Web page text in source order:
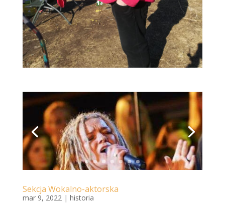
Sekcja Wokalno-aktorska
mar 9, 2022 | historia